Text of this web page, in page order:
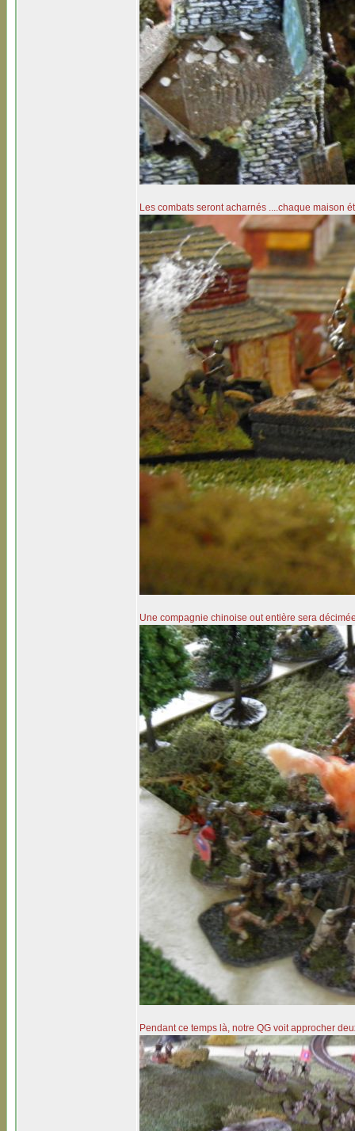
Les combats seront acharnés ....chaque maison
Une compagnie chinoise out entière sera
Pendant ce temps là, notre QG voit approcher